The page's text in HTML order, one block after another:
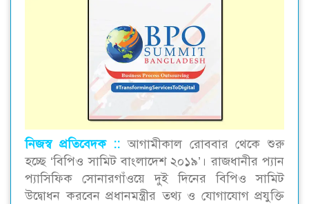
নিজস্ব প্রতিবেদক :: আগামীকাল রোববার থেকে শুরু
হচ্ছে ‘বিপিও সামিট বাংলাদেশ ২০১৯’। রাজধানীর প্যান
প্যাসিফিক সোনারগাঁওয়ে দুই দিনের বিপিও সামিট
উদ্বোধন করবেন প্রধানমন্ত্রীর তথ্য ও যোগাযোগ প্রযুক্তি